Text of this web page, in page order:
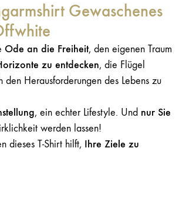
Gewaschenes
Ode an die Freiheit, den eigenen Traum
zu entdecken, die Flügel
den Herausforderungen des Lebens zu
, ein echter Lifestyle. Und nur Sie
werden lassen!
dieses T-Shirt hilft, Ihre Ziele zu